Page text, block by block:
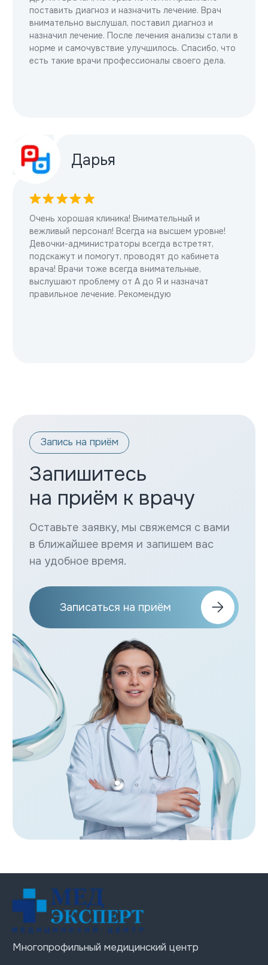
Оставьте заявку, мы свяжемся с вами
в ближайшее время и запишем вас
Записаться на приём
+7 (978) 500 69-49
Контакты
Меню
Политика конфиденциальности
ООО «МЕДЭКСПЕРТ ГРУПП»
ИНН 9102259143
КПП 910201001
Лицензия № Л041-01177-91/02277401;
© 2026 Все права защищены
Алушта ул. Первомайская 11-А
Пн-Пт: 07:30 – 20:00;
Сб-Вс: 08:00 – 18:00
О центре
Блог
Контакты
Врачи